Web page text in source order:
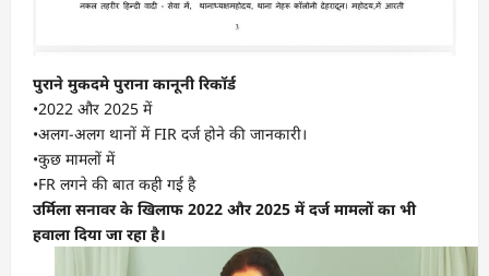
पुराने मुकदमे पुराना कानूनी रिकॉर्ड
•2022 और 2025 में
•अलग-अलग थानों में FIR दर्ज होने की जानकारी।
•कुछ मामलों में
•FR लगने की बात कही गई है
उर्मिला सनावर के खिलाफ 2022 और 2025 में दर्ज मामलों का भी
हवाला दिया जा रहा है।